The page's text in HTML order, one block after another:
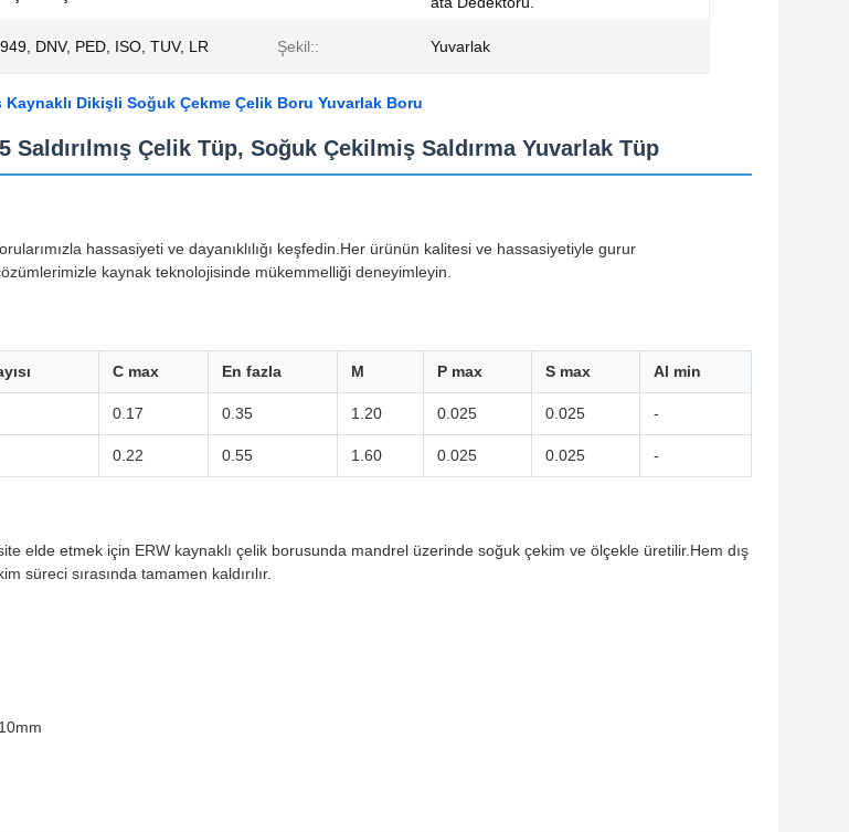
DNV, PED, ISO, TUV, LR Şekil:: Yuvarlak
Kaynaklı Dikişli Soğuk Çekme Çelik Boru Yuvarlak Boru
Saldırılmış Çelik Tüp, Soğuk Çekilmiş Saldırma Yuvarlak Tüp
hassasiyeti ve dayanıklılığı keşfedin.Her ürünün kalitesi ve hassasiyetiyle gurur
kaynak teknolojisinde mükemmelliği deneyimleyin.
C max En fazla M P max S max Al min
0.17 0.35 1.20 0.025 0.025 -
0.22 0.55 1.60 0.025 0.025 -
elde etmek için ERW kaynaklı çelik borusunda mandrel üzerinde soğuk çekim ve ölçekle üretilir.Hem dış
süreci sırasında tamamen kaldırılır.